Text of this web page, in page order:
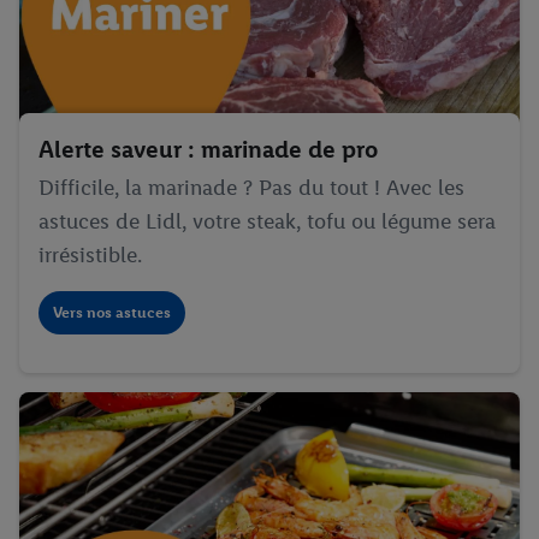
Alerte saveur : marinade de pro
Difficile, la marinade ? Pas du tout ! Avec les
astuces de Lidl, votre steak, tofu ou légume sera
irrésistible.
Vers nos astuces